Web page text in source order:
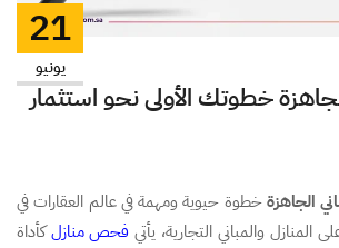
خطوتك الأولى نحو استثمار
الجاهزةخطوة حيوية ومهمة في عالم العقارات في
المنازل والمباني التجارية، يأتي فحص منازلكأداة
21
يونيو